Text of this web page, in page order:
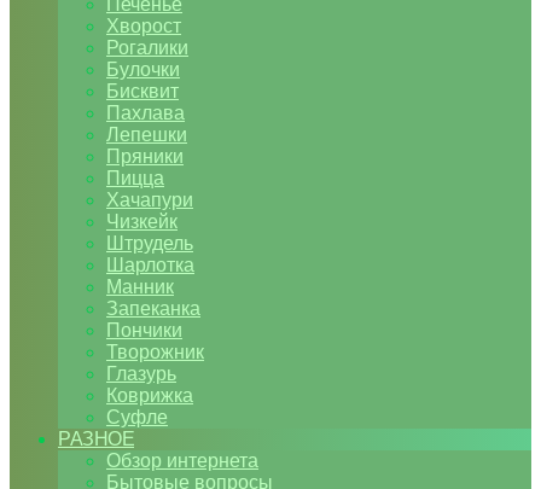
Печенье
Хворост
Рогалики
Булочки
Бисквит
Пахлава
Лепешки
Пряники
Пицца
Хачапури
Чизкейк
Штрудель
Шарлотка
Манник
Запеканка
Пончики
Творожник
Глазурь
Коврижка
Суфле
РАЗНОЕ
Обзор интернета
Бытовые вопросы